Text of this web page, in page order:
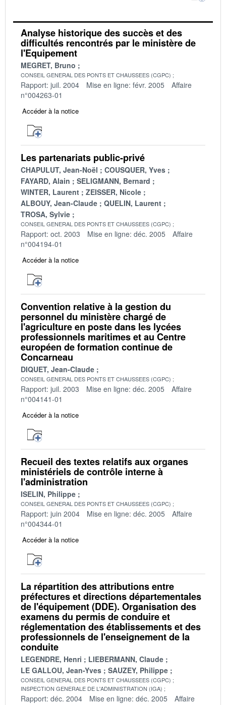
Analyse historique des succès et des
difficultés rencontrés par le ministère de
l'Equipement
MEGRET, Bruno
CONSEIL GENERAL DES PONTS ET CHAUSSEES (CGPC)
Rapport: juil. 2004 Mise en ligne: févr. 2005
Affaire
n°004263-01
Accéder à la notice
Les partenariats public-privé
CHAPULUT, Jean-Noël
COUSQUER, Yves
FAYARD, Alain
SELIGMANN, Bernard
WINTER, Laurent
ZEISSER, Nicole
ALBOUY, Jean-Claude
QUELIN, Laurent
TROSA, Sylvie
CONSEIL GENERAL DES PONTS ET CHAUSSEES (CGPC)
Rapport: oct. 2003 Mise en ligne: déc. 2005
Affaire
n°004194-01
Accéder à la notice
Convention relative à la gestion du
personnel du ministère chargé de
l'agriculture en poste dans les lycées
professionnels maritimes et au Centre
européen de formation continue de
Concarneau
DIQUET, Jean-Claude
CONSEIL GENERAL DES PONTS ET CHAUSSEES (CGPC)
Rapport: juil. 2003 Mise en ligne: déc. 2005
Affaire
n°004141-01
Accéder à la notice
Recueil des textes relatifs aux organes
ministériels de contrôle interne à
l'administration
ISELIN, Philippe
CONSEIL GENERAL DES PONTS ET CHAUSSEES (CGPC)
Rapport: juin 2004 Mise en ligne: déc. 2005
Affaire
n°004344-01
Accéder à la notice
La répartition des attributions entre
préfectures et directions départementales
de l'équipement (DDE). Organisation des
examens du permis de conduire et
réglementation des établissements et des
professionnels de l'enseignement de la
conduite
LEGENDRE, Henri
LIEBERMANN, Claude
LE GALLOU, Jean-Yves
SAUZEY, Philippe
CONSEIL GENERAL DES PONTS ET CHAUSSEES (CGPC)
INSPECTION GENERALE DE L'ADMINISTRATION (IGA)
Rapport: déc. 2004 Mise en ligne: déc. 2005
Affaire